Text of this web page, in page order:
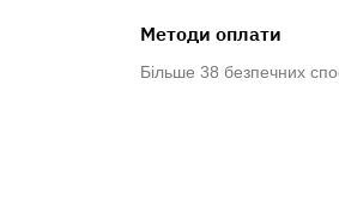
Методи оплати
Більше 38 безпечних